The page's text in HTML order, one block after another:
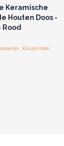
Keramische
Houten Doos -
Rood
: €11.50/doos